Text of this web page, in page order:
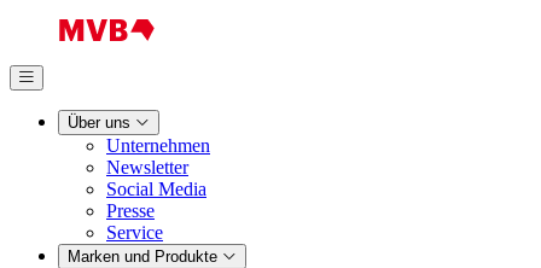
Über uns
Unternehmen
Newsletter
Social Media
Presse
Service
Marken und Produkte